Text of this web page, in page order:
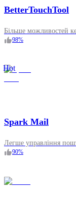
BetterTouchTool
Більше можливостей
98%
Hot
Spark Mail
Легше управління
90%